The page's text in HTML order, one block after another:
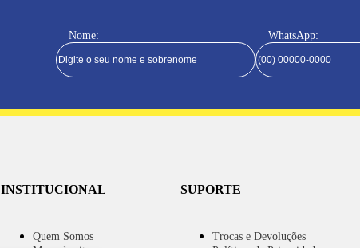
Nome: WhatsApp:
INSTITUCIONAL
Quem Somos
SUPORTE
Trocas e Devoluções